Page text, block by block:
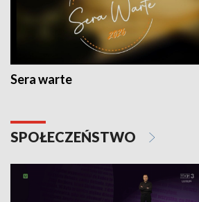
Sera warte
SPOŁECZEŃSTWO